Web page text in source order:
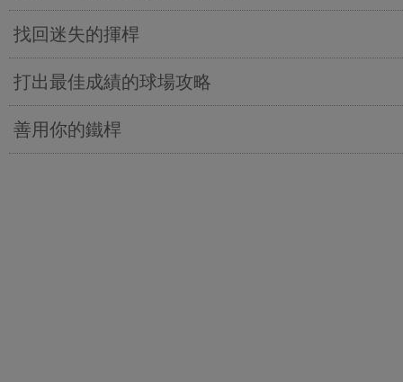
找回迷失的揮桿
打出最佳成績的球場攻略
善用你的鐵桿